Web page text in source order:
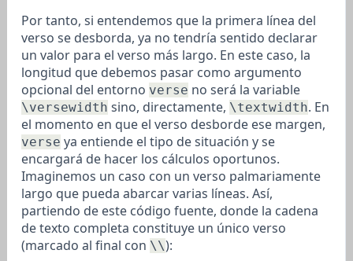
Por tanto, si entendemos que la primera línea del
verso se desborda, ya no tendría sentido declarar
un valor para el verso más largo. En este caso, la
longitud que debemos pasar como argumento
opcional del entorno verse no será la variable
\versewidth sino, directamente, \textwidth. En
el momento en que el verso desborde ese margen,
verse ya entiende el tipo de situación y se
encargará de hacer los cálculos oportunos.
Imaginemos un caso con un verso palmariamente
largo que pueda abarcar varias líneas. Así,
partiendo de este código fuente, donde la cadena
de texto completa constituye un único verso
(marcado al final con \\):